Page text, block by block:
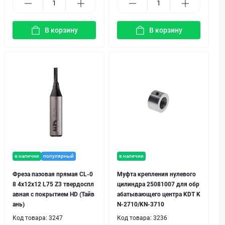
В корзину В корзину
в наличии популярный
Фреза пазовая прямая CL-0
8 4х12х12 L75 Z3 твердоспл
авная с покрытием HD (Тайв
ань)
Код товара: 3247
в наличии
Муфта крепления нулевого
цилиндра 25081007 для обр
абатывающего центра KDT K
N-2710/KN-3710
Код товара: 3236